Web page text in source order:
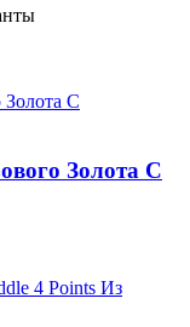
Золота С